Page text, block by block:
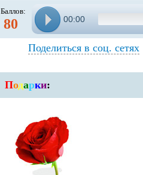
Баллов:
80 00:00
Поделиться в соц. сетях
Подарки: